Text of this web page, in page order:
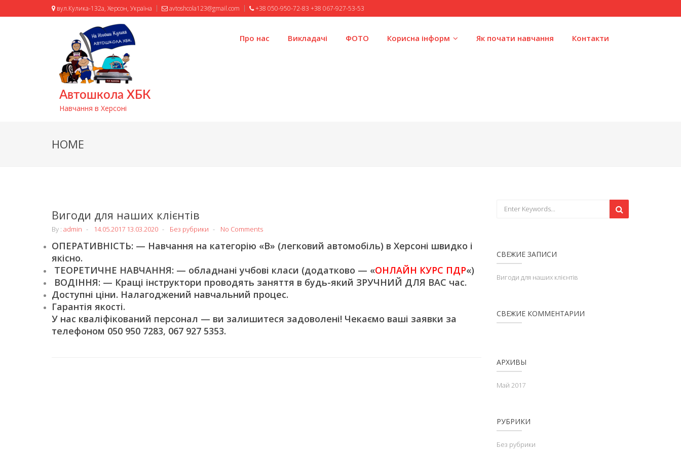
вул.Кулика-132а, Херсон, Україна avtoshcola123@gmail.com +38 050-950-72-83 +38 067-927-53-53
Автошкола ХБК
Навчання в Херсоні
Про нас Викладачі ФОТО Корисна інформ Як почати навчання Контакти
HOME
Вигоди для наших клієнтів
By : admin 14.05.2017 13.03.2020 Без рубрики No Comments
ОПЕРАТИВНІСТЬ: — Навчання на категорію «В» (легковий автомобіль) в Херсоні швидко і
якісно.
ТЕОРЕТИЧНЕ НАВЧАННЯ: — обладнані учбові класи (додатково — «ОНЛАЙН КУРС ПДР«)
ВОДІННЯ: — Кращі інструктори проводять заняття в будь-який ЗРУЧНИЙ ДЛЯ ВАС час.
Доступні ціни. Налагоджений навчальний процес.
Гарантія якості.
У нас кваліфікований персонал — ви залишитеся задоволені! Чекаємо ваші заявки за
телефоном 050 950 7283, 067 927 5353.
СВЕЖИЕ ЗАПИСИ
Вигоди для наших клієнтів
СВЕЖИЕ КОММЕНТАРИИ
АРХИВЫ
Май 2017
РУБРИКИ
Без рубрики